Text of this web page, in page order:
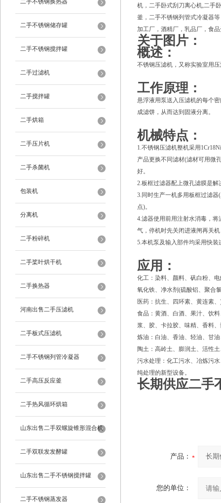
二手不锈钢换热器
二手不锈钢储存罐
二手不锈钢搅拌罐
二手过滤机
二手搅拌罐
二手烘箱
二手压片机
二手杀菌机
包装机
分离机
二手粉碎机
二手桨叶烘干机
二手换热器
河南出售二手压滤机
二手板式压滤机
二手不锈钢列管冷凝器
二手高压反应釜
二手热风循环烘箱
山东出售二手双螺旋锥形混合机
二手双联发发酵罐
山东出售二手不锈钢搅拌罐
二手不锈钢蒸发器
机，二手卧式刮刀离心机,二手
釜，二手不锈钢列管式冷凝器
加工厂，酒精厂，乳品厂，食
关于图片：
概述：
不锈钢压滤机，又称实验室用
工作原理：
悬浮液用泵送入压滤机的每个
成滤饼，从而达到固液分离。
机械特点：
1.不锈钢压滤机整机采用
产品更换不同滤材(滤材可用微
好。
2.板框过滤器配上微孔滤膜是
3.同时生产一机多用板框过滤
点)。
4.滤器使用前用注射水消毒，
气，停机时先关闭进液闸再关
5.本机泵及输入部件均采用快
应用：
化工：染料、颜料、矾白粉、
氧化铁、净水剂(硫酸铝、聚合
医药：抗生、四环素、黄连素
食品：黄酒、白酒、果汁、饮
浆、胶、卡拉胶、味精、香料
炼油：白油、香油、轻油、甘
陶土：高岭土、膨润土、活性
污水处理：化工污水、冶炼污
纯处理的新型设备。
长期供应二手
产品：
您的单位：